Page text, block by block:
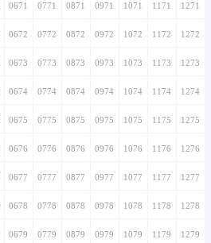
0671 0771 0871 0971 1071 1171 1271
0672 0772 0872 0972 1072 1172 1272
0673 0773 0873 0973 1073 1173 1273
0674 0774 0874 0974 1074 1174 1274
0675 0775 0875 0975 1075 1175 1275
0676 0776 0876 0976 1076 1176 1276
0677 0777 0877 0977 1077 1177 1277
0678 0778 0878 0978 1078 1178 1278
0679 0779 0879 0979 1079 1179 1279